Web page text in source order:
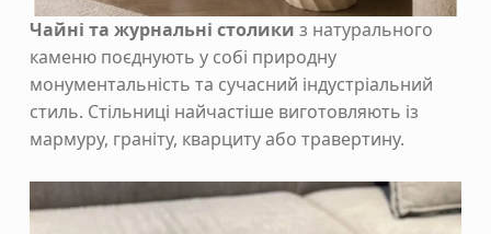
Чайні та журнальні столики з натурального
каменю поєднують у собі природну
монументальність та сучасний індустріальний
стиль. Стільниці найчастіше виготовляють із
мармуру, граніту, кварциту або травертину.